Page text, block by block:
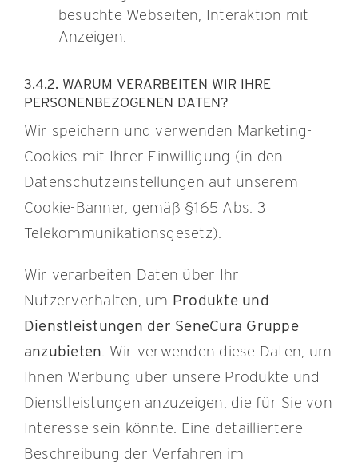
besuchte Webseiten, Interaktion mit
Anzeigen.
3.4.2. WARUM VERARBEITEN WIR IHRE
PERSONENBEZOGENEN DATEN?
Wir speichern und verwenden Marketing-
Cookies mit Ihrer Einwilligung (in den
Datenschutzeinstellungen auf unserem
Cookie-Banner, gemäß §165 Abs. 3
Telekommunikationsgesetz).
Wir verarbeiten Daten über Ihr
Nutzerverhalten, um Produkte und
Dienstleistungen der SeneCura Gruppe
anzubieten. Wir verwenden diese Daten, um
Ihnen Werbung über unsere Produkte und
Dienstleistungen anzuzeigen, die für Sie von
Interesse sein könnte. Eine detailliertere
Beschreibung der Verfahren im